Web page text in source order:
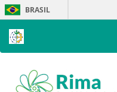
Skip
navigation
BRASIL